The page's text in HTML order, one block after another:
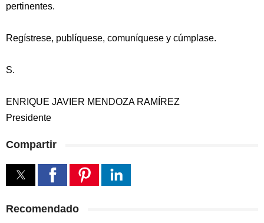
pertinentes.
Regístrese, publíquese, comuníquese y cúmplase.
S.
ENRIQUE JAVIER MENDOZA RAMÍREZ
Presidente
Compartir
Recomendado